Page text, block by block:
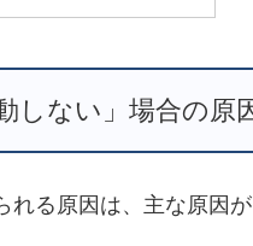
しない」場合の原
る原因は、主な原因